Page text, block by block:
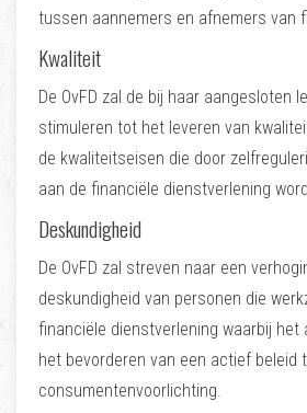
tussen aannemers en afnemers van
Kwaliteit
De OvFD zal de bij haar aangesloten
stimuleren tot het leveren van
de kwaliteitseisen die door
aan de financiële dienstverlening
Deskundigheid
De OvFD zal streven naar een
deskundigheid van personen die
financiële dienstverlening waarbij het
het bevorderen van een actief beleid
consumentenvoorlichting.